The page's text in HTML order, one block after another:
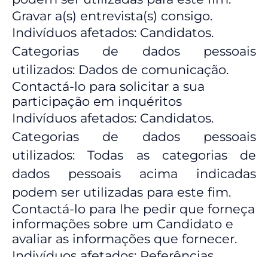
Gravar a(s) entrevista(s) consigo.
Indivíduos afetados: Candidatos.
Categorias de dados pessoais
utilizados: Dados de comunicação.
Contactá-lo para solicitar a sua
participação em inquéritos
Indivíduos afetados: Candidatos.
Categorias de dados pessoais
utilizados: Todas as categorias de
dados pessoais acima indicadas
podem ser utilizadas para este fim.
Contactá-lo para lhe pedir que forneça
informações sobre um Candidato e
avaliar as informações que fornecer.